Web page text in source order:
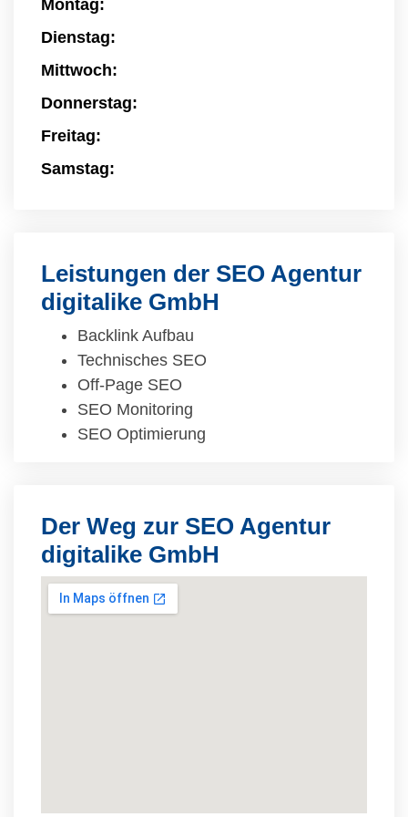
Montag:
Dienstag:
Mittwoch:
Donnerstag:
Freitag:
Samstag:
Leistungen der SEO Agentur
digitalike GmbH
Backlink Aufbau
Technisches SEO
Off-Page SEO
SEO Monitoring
SEO Optimierung
Der Weg zur SEO Agentur
digitalike GmbH